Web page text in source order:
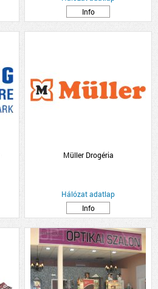
Info
Müller Drogéria
Hálózat adatlap
Info